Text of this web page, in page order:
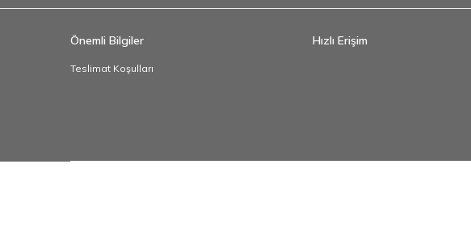
Önemli Bilgiler
Teslimat Koşulları
Hızlı Erişim